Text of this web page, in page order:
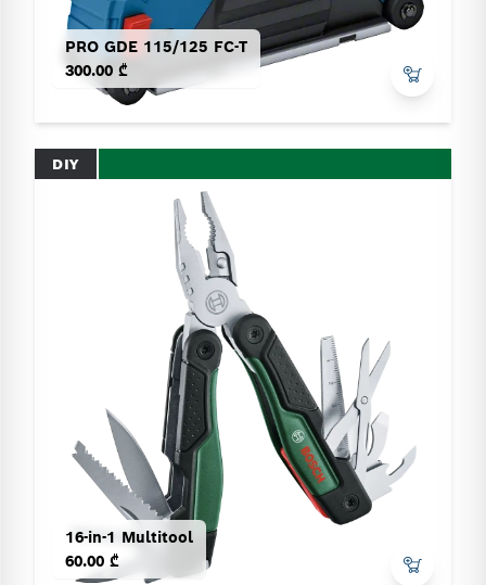
PRO GDE 115/125 FC-T
300.00 ₾
DIY
16-in-1 Multitool
60.00 ₾